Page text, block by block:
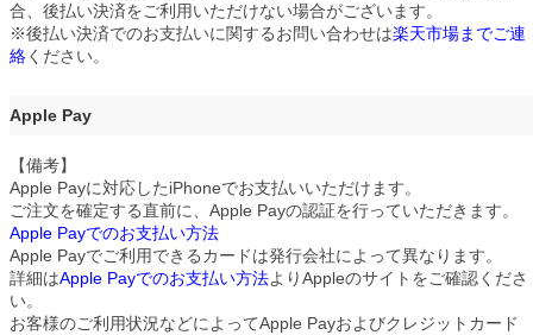
合、後払い決済をご利用いただけない場合がございます。
※後払い決済でのお支払いに関するお問い合わせは楽天市場までご連
絡ください。
Apple Pay
【備考】
Apple Payに対応したiPhoneでお支払いいただけます。
ご注文を確定する直前に、Apple Payの認証を行っていただきます。
Apple Payでのお支払い方法
Apple Payでご利用できるカードは発行会社によって異なります。
詳細はApple Payでのお支払い方法よりAppleのサイトをご確認くださ
い。
お客様のご利用状況などによってApple Payおよびクレジットカード